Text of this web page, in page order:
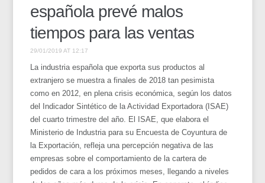
española prevé malos
tiempos para las ventas
29/01/2019 AT 12:17
La industria española que exporta sus productos al
extranjero se muestra a finales de 2018 tan pesimista
como en 2012, en plena crisis económica, según los datos
del Indicador Sintético de la Actividad Exportadora (ISAE)
del cuarto trimestre del año. El ISAE, que elabora el
Ministerio de Industria para su Encuesta de Coyuntura de
la Exportación, refleja una percepción negativa de las
empresas sobre el comportamiento de la cartera de
pedidos de cara a los próximos meses, llegando a niveles